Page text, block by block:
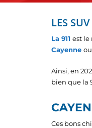
LES
La 911 est le
Cayenne
Ainsi, en
bien que la
Ces bons